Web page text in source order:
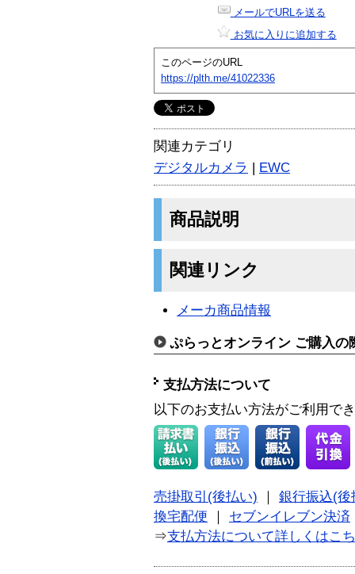
メールでURLを送る
お気に入りに追加する
このページのURL
https://plth.me/41022336
関連カテゴリ
デジタルカメラ | EWC
商品説明
関連リンク
メーカ商品情報
ぷらっとオンライン ご購入の
支払方法について
以下のお支払い方法がご利用で
売掛取引(後払い)
銀行振込(後
換宅配便
セブンイレブン決済
⇒支払方法について詳しくはこ